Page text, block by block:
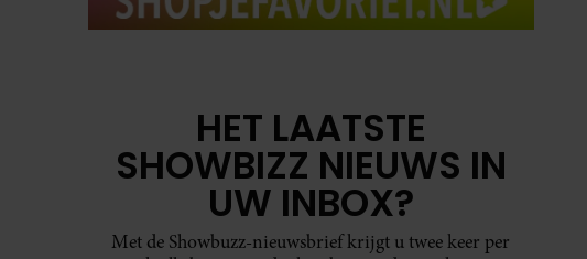
HET LAATSTE
SHOWBIZZ NIEUWS IN
UW INBOX?
Met de Showbuzz-nieuwsbrief krijgt u twee keer per